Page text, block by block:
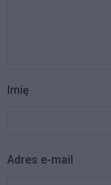
Imię
Adres e-mail